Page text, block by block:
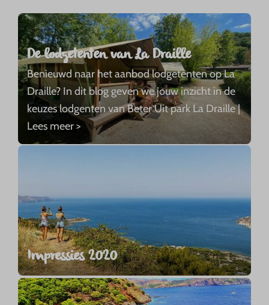
De lodgetenten van La Draille
Benieuwd naar het aanbod lodgetenten op La
Draille? In dit blog geven we jouw inzicht in de
keuzes lodgenten van Beter Uit park La Draille |
Lees meer >
Impressies 2020